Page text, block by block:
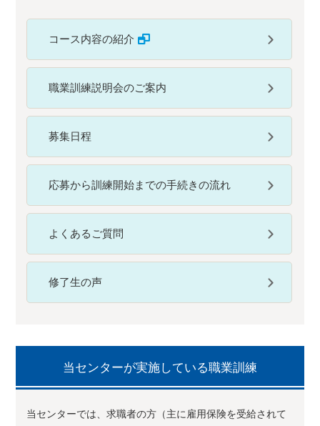
コース内容の紹介
職業訓練説明会のご案内
募集日程
応募から訓練開始までの手続きの流れ
よくあるご質問
修了生の声
当センターが実施している職業訓練
当センターでは、求職者の方（主に雇用保険を受給されて